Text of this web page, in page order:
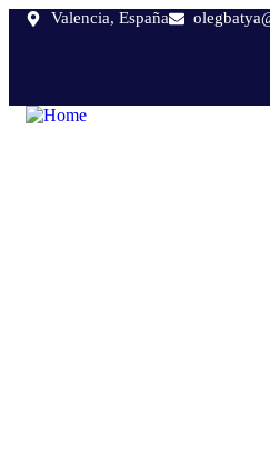
Valencia, España